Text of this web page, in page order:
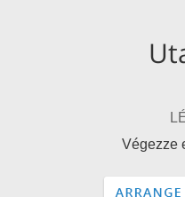
Végezze